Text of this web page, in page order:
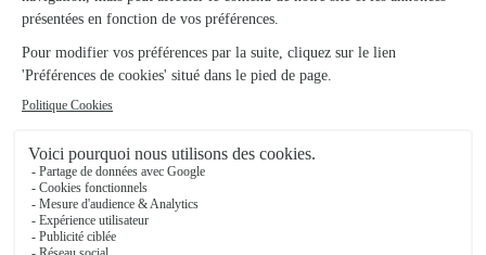
★ ★ ★ ★ ★
Anniversaire
Trustpilot Échantillon d'avis clients fourni via Trustpilot.
les avis de la marque Interflora sur Trustpilot